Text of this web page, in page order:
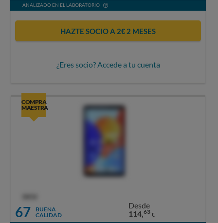
ANALIZADO EN EL LABORATORIO
HAZTE SOCIO A 2€ 2 MESES
¿Eres socio? Accede a tu cuenta
COMPRA
MAESTRA
67
BUENA
CALIDAD
Desde
114,63 €